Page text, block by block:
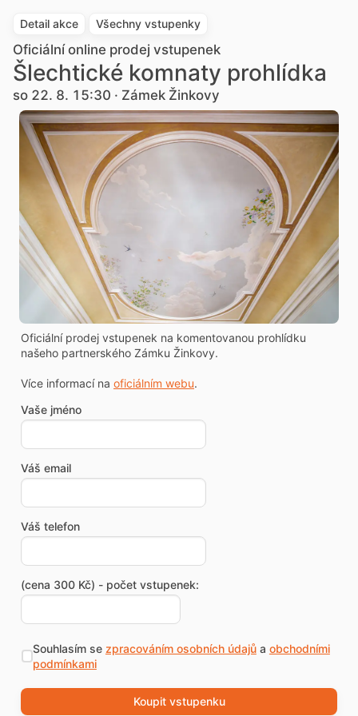
Detail akce Všechny vstupenky
Oficiální online prodej vstupenek
Šlechtické komnaty prohlídka
so 22. 8. 15:30 · Zámek Žinkovy
Oficiální prodej vstupenek na komentovanou prohlídku
našeho partnerského Zámku Žinkovy.
Více informací na oficiálním webu.
Vaše jméno
Váš email
Váš telefon
(cena 300 Kč) - počet vstupenek:
Souhlasím se zpracováním osobních údajůa obchodními
podmínkami
Koupit vstupenku